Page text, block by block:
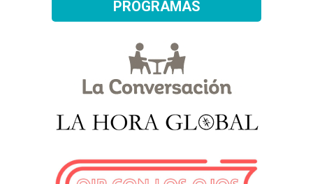
PROGRAMAS